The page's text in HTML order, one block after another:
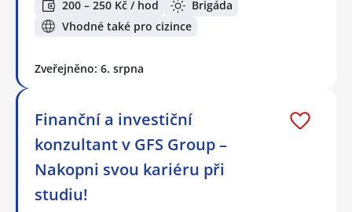
200 – 250 Kč / hod
Brigáda
Vhodné také pro cizince
Zveřejněno: 6. srpna
Finanční a investiční
konzultant v GFS Group –
Nakopni svou kariéru při
studiu!